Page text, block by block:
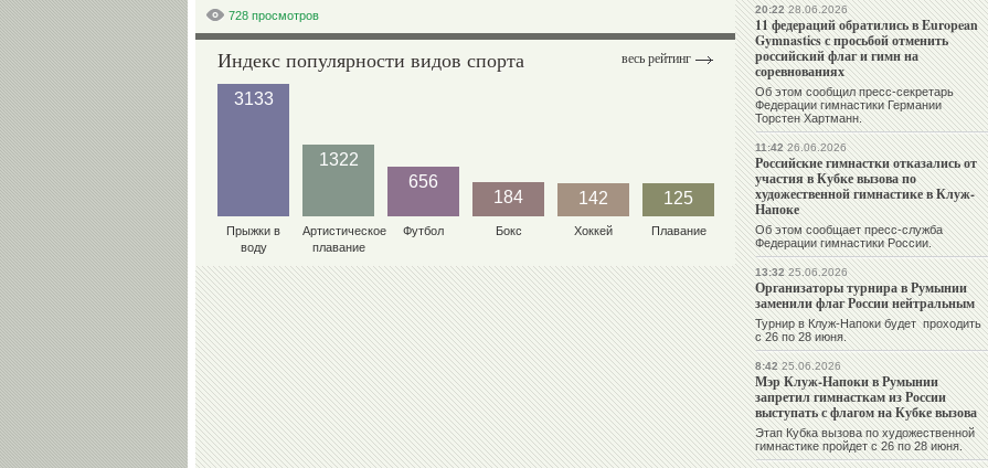
728 просмотров
весь рейтинг
Индекс популярности видов спорта
3133
Прыжки в
воду
1322
Артистическое
плавание
656
Футбол
184
Бокс
142
Хоккей
125
Плавание
20:2228.06.2026
11 федераций обратились в European
Gymnastics с просьбой отменить
российский флаг и гимн на
соревнованиях
Об этом сообщил пресс-секретарь
Федерации гимнастики Германии
Торстен Хартманн.
11:4226.06.2026
Российские гимнастки отказались от
участия в Кубке вызова по
художественной гимнастике в Клуж-
Напоке
Об этом сообщает пресс-служба
Федерации гимнастики России.
13:3225.06.2026
Организаторы турнира в Румынии
заменили флаг России нейтральным
Турнир в Клуж-Напоки будет проходить
с 26 по 28 июня.
8:4225.06.2026
Мэр Клуж-Напоки в Румынии
запретил гимнасткам из России
выступать с флагом на Кубке вызова
Этап Кубка вызова по художественной
гимнастике пройдет с 26 по 28 июня.